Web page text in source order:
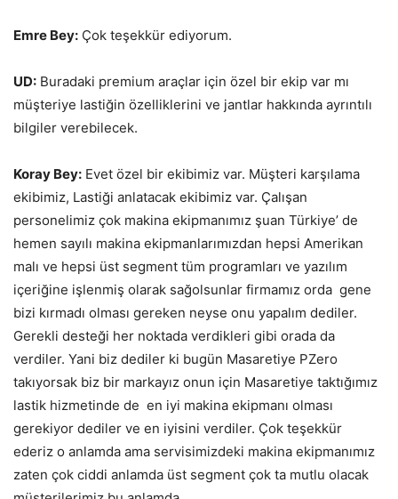
Emre Bey: Çok teşekkür ediyorum.
UD: Buradaki premium araçlar için özel bir ekip var mı
müşteriye lastiğin özelliklerini ve jantlar hakkında ayrıntılı
bilgiler verebilecek.
Koray Bey: Evet özel bir ekibimiz var. Müşteri karşılama
ekibimiz, Lastiği anlatacak ekibimiz var. Çalışan
personelimiz çok makina ekipmanımız şuan Türkiye’ de
hemen sayılı makina ekipmanlarımızdan hepsi Amerikan
malı ve hepsi üst segment tüm programları ve yazılım
içeriğine işlenmiş olarak sağolsunlar firmamız orda gene
bizi kırmadı olması gereken neyse onu yapalım dediler.
Gerekli desteği her noktada verdikleri gibi orada da
verdiler. Yani biz dediler ki bugün Masaretiye PZero
takıyorsak biz bir markayız onun için Masaretiye taktığımız
lastik hizmetinde de en iyi makina ekipmanı olması
gerekiyor dediler ve en iyisini verdiler. Çok teşekkür
ederiz o anlamda ama servisimizdeki makina ekipmanımız
zaten çok ciddi anlamda üst segment çok ta mutlu olacak